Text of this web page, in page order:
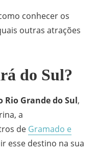
conhecer os
outras atrações
do Sul?
Rio Grande do Sul,
a
de Gramado e
esse destino na sua